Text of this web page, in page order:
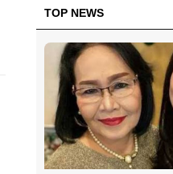
TOP NEWS